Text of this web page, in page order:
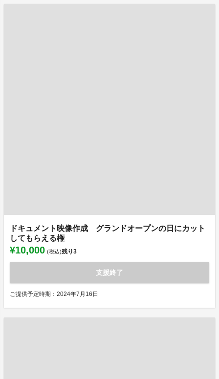
ドキュメント映像作成 グランドオープンの日にカット
してもらえる権
¥10,000 (税込)残り3
支援終了
ご提供予定時期：2024年7月16日